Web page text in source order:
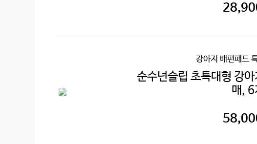
강아지 배편패드
순수넌슬립 초특대형 강
매, 6